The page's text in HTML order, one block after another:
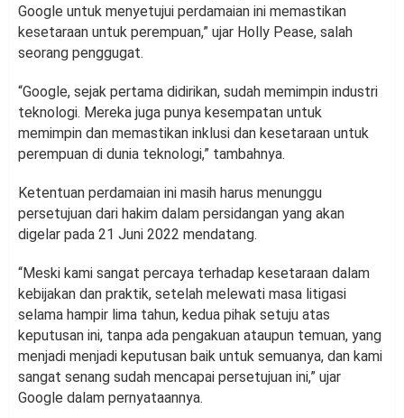
Google untuk menyetujui perdamaian ini memastikan
kesetaraan untuk perempuan,” ujar Holly Pease, salah
seorang penggugat.
“Google, sejak pertama didirikan, sudah memimpin industri
teknologi. Mereka juga punya kesempatan untuk
memimpin dan memastikan inklusi dan kesetaraan untuk
perempuan di dunia teknologi,” tambahnya.
Ketentuan perdamaian ini masih harus menunggu
persetujuan dari hakim dalam persidangan yang akan
digelar pada 21 Juni 2022 mendatang.
“Meski kami sangat percaya terhadap kesetaraan dalam
kebijakan dan praktik, setelah melewati masa litigasi
selama hampir lima tahun, kedua pihak setuju atas
keputusan ini, tanpa ada pengakuan ataupun temuan, yang
menjadi menjadi keputusan baik untuk semuanya, dan kami
sangat senang sudah mencapai persetujuan ini,” ujar
Google dalam pernyataannya.